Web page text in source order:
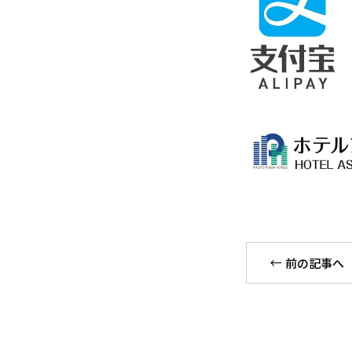
前の記事へ